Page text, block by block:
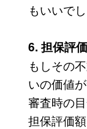
もいいでし
6. 担保評価
もしその
いの価値
審査時の
担保評価